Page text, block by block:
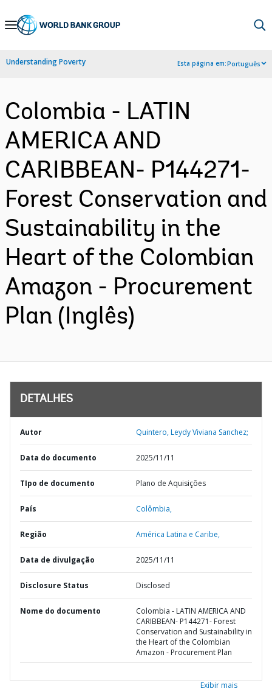
Skip
Navigation
Understanding Poverty Esta página em:Português
Colombia - LATIN
AMERICA AND
CARIBBEAN- P144271-
Forest Conservation and
Sustainability in the
Heart of the Colombian
Amazon - Procurement
Plan (Inglês)
DETALHES
Autor Quintero, Leydy Viviana Sanchez;
Data do documento 2025/11/11
TIpo de documento Plano de Aquisições
País Colômbia,
Região América Latina e Caribe,
Data de divulgação 2025/11/11
Disclosure Status Disclosed
Nome do documento
Colombia - LATIN AMERICA AND
CARIBBEAN- P144271- Forest
Conservation and Sustainability in
the Heart of the Colombian
Amazon - Procurement Plan
Exibir mais